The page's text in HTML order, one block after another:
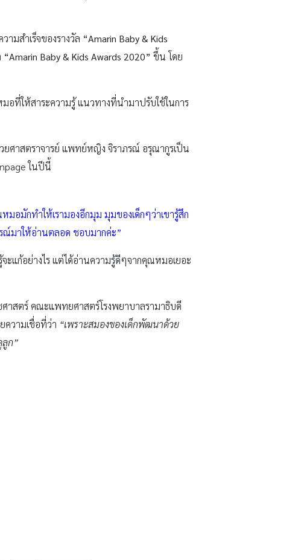
มสำเร็จของรางวัล “Amarin Baby & Kids
“Amarin Baby & Kids Awards 2020” ขึ้น โดย
อที่ให้สาระความรู้ แนวทางที่นำมาปรับใช้ในการ
ยศาสตราจารย์ แพทย์หญิง จิราภรณ์ อรุณากูรเป็น
ในปีนี้
มักทำให้เรามองอีกมุม มุมของเด็กๆว่าเขารู้สึก
ณ์มาให้อ่านตลอด ชอบมากค่ะ”
แก้อย่างไร แต่ได้อ่านความรู้ดีๆจากคุณหมอเยอะ
าสตร์ คณะแพทยศาสตร์โรงพยาบาลรามาธิบดี
ความเชื่อที่ว่า “เพราะสมองของเด็กพัฒนาด้วย
ลูก”